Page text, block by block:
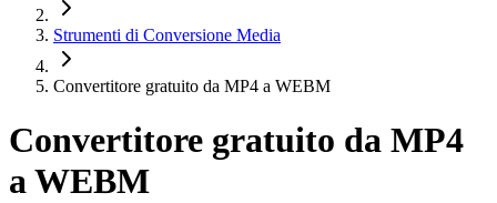
Strumenti di Conversione Media
Convertitore gratuito da MP4 a WEBM
Convertitore gratuito da MP4
a WEBM